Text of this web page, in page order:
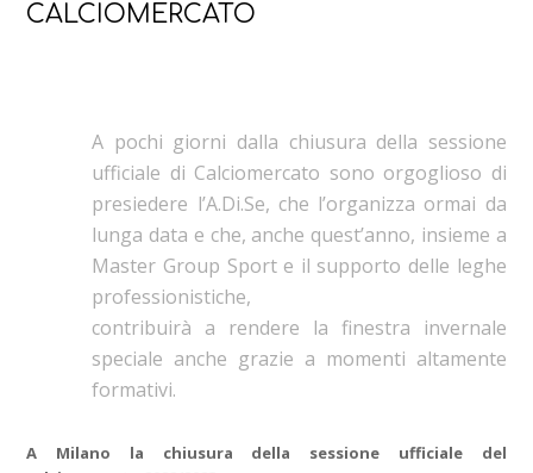
CALCIOMERCATO
A pochi giorni dalla chiusura della sessione
ufficiale di Calciomercato sono orgoglioso di
presiedere l’A.Di.Se, che l’organizza ormai da
lunga data e che, anche quest’anno, insieme a
Master Group Sport e il supporto delle leghe
professionistiche,
contribuirà a rendere la finestra invernale
speciale anche grazie a momenti altamente
formativi.
A Milano la chiusura della sessione ufficiale del